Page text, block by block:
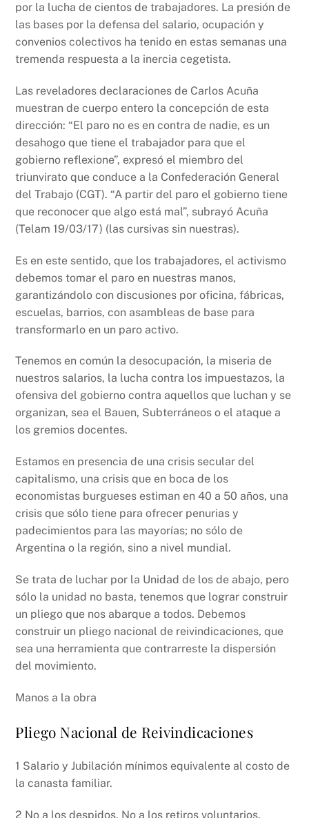
por la lucha de cientos de trabajadores. La presión de
las bases por la defensa del salario, ocupación y
convenios colectivos ha tenido en estas semanas una
tremenda respuesta a la inercia cegetista.
Las reveladores declaraciones de Carlos Acuña
muestran de cuerpo entero la concepción de esta
dirección: “El paro no es en contra de nadie, es un
desahogo que tiene el trabajador para que el
gobierno reflexione”, expresó el miembro del
triunvirato que conduce a la Confederación General
del Trabajo (CGT). “A partir del paro el gobierno tiene
que reconocer que algo está mal”, subrayó Acuña
(Telam 19/03/17) (las cursivas sin nuestras).
Es en este sentido, que los trabajadores, el activismo
debemos tomar el paro en nuestras manos,
garantizándolo con discusiones por oficina, fábricas,
escuelas, barrios, con asambleas de base para
transformarlo en un paro activo.
Tenemos en común la desocupación, la miseria de
nuestros salarios, la lucha contra los impuestazos, la
ofensiva del gobierno contra aquellos que luchan y se
organizan, sea el Bauen, Subterráneos o el ataque a
los gremios docentes.
Estamos en presencia de una crisis secular del
capitalismo, una crisis que en boca de los
economistas burgueses estiman en 40 a 50 años, una
crisis que sólo tiene para ofrecer penurias y
padecimientos para las mayorías; no sólo de
Argentina o la región, sino a nivel mundial.
Se trata de luchar por la Unidad de los de abajo, pero
sólo la unidad no basta, tenemos que lograr construir
un pliego que nos abarque a todos. Debemos
construir un pliego nacional de reivindicaciones, que
sea una herramienta que contrarreste la dispersión
del movimiento.
Manos a la obra
Pliego Nacional de Reivindicaciones
1 Salario y Jubilación mínimos equivalente al costo de
la canasta familiar.
2 No a los despidos, No a los retiros voluntarios.